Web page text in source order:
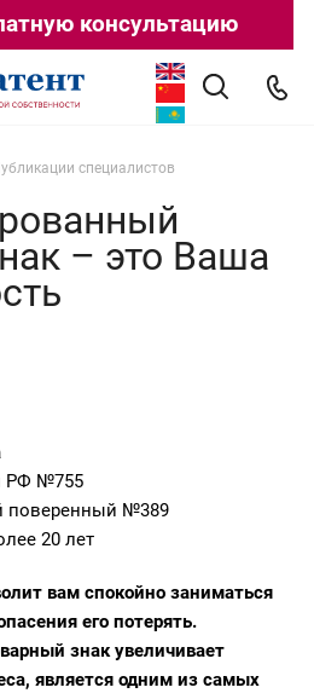
консультацию
специалистов
– это Ваша
РФ №755
поверенный №389
20 лет
вам спокойно заниматься
его потерять.
знак увеличивает
является одним из самых